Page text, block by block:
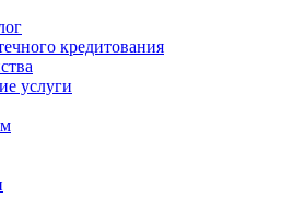
кредитования
услуги